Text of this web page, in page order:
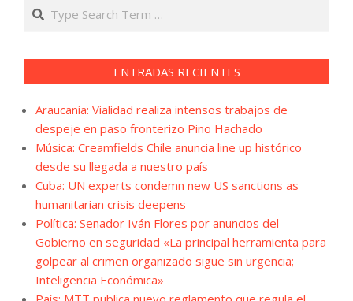
Search
ENTRADAS RECIENTES
Araucanía: Vialidad realiza intensos trabajos de
despeje en paso fronterizo Pino Hachado
Música: Creamfields Chile anuncia line up histórico
desde su llegada a nuestro país
Cuba: UN experts condemn new US sanctions as
humanitarian crisis deepens
Política: Senador Iván Flores por anuncios del
Gobierno en seguridad «La principal herramienta para
golpear al crimen organizado sigue sin urgencia;
Inteligencia Económica»